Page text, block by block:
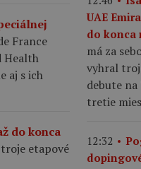
France
Health
aj s ich
do konca
etapové
UAE
do konca
má za
vyhral
debute
tretie
12:32